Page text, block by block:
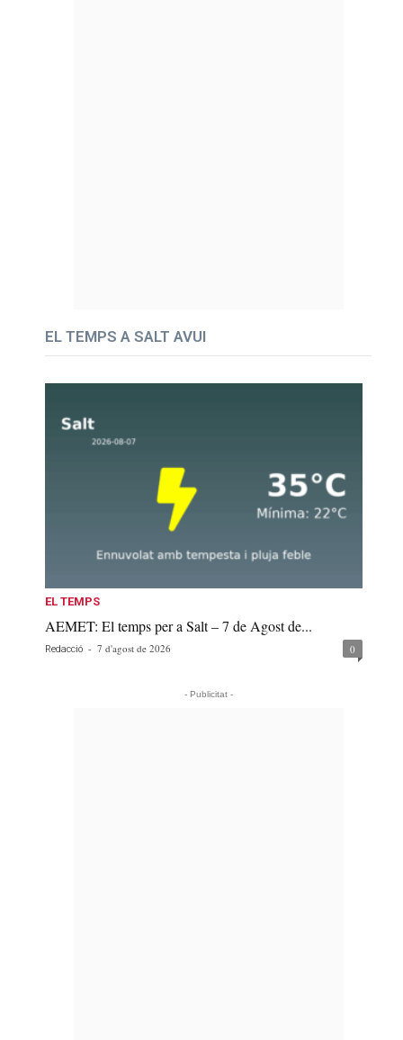
EL TEMPS A SALT AVUI
EL TEMPS
AEMET: El temps per a Salt – 7 de Agost de...
Redacció - 7 d'agost de 2026 0
- Publicitat -